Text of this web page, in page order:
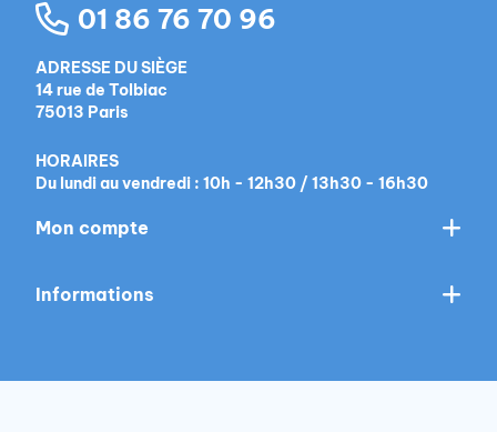
01 86 76 70 96
ADRESSE DU SIÈGE
14 rue de Tolbiac
75013 Paris
HORAIRES
Du lundi au vendredi : 10h - 12h30 / 13h30 - 16h30
Mon compte
Informations